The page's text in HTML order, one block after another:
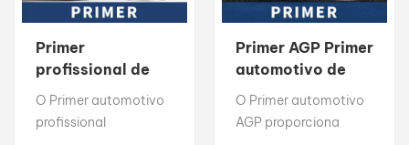
한국어
بالعربية
Primer
profissional de
baixo teor de
compostos
orgânicos
O Primer automotivo
profissional
Primer AGP Primer
automotivo de
alta cobertura e
secagem rápida
O Primer automotivo
AGP proporciona